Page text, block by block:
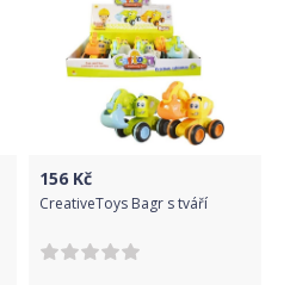
156 Kč
CreativeToys Bagr s tváří